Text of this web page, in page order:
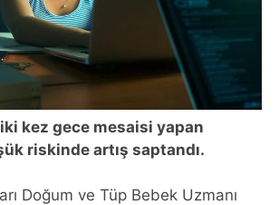
kez gece mesaisi yapan
riskinde artış saptandı.
Doğum ve Tüp Bebek Uzmanı